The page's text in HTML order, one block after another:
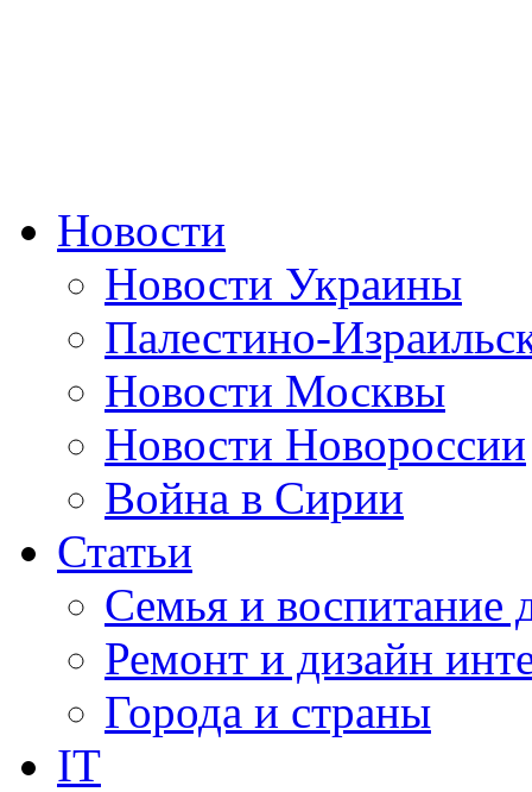
Новости
Новости Украины
Палестино-
Новости Москвы
Новости Новороссии
Война в Сирии
Статьи
Семья и воспитание
Ремонт и дизайн
Города и страны
IT